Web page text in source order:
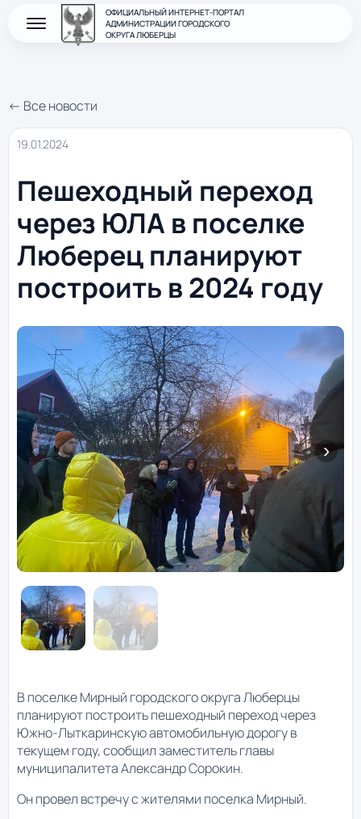
ОФИЦИАЛЬНЫЙ ИНТЕРНЕТ-ПОРТАЛ
АДМИНИСТРАЦИИ ГОРОДСКОГО
ОКРУГА ЛЮБЕРЦЫ
← Все новости
19.01.2024
Пешеходный переход
через ЮЛА в поселке
Люберец планируют
построить в 2024 году
В поселке Мирный городского округа Люберцы
планируют построить пешеходный переход через
Южно-Лыткаринскую автомобильную дорогу в
текущем году, сообщил заместитель главы
муниципалитета Александр Сорокин.
Он провел встречу с жителями поселка Мирный.